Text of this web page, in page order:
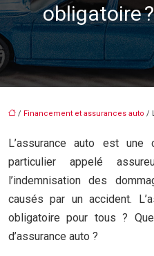
obligatoire ?
/ Financement et assurances auto /
L’assurance auto est une
particulier appelé
l’indemnisation des
causés par un accident.
obligatoire pour tous ?
d’assurance auto ?